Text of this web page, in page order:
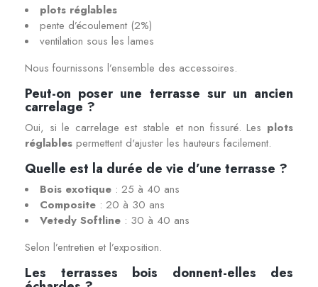
plots réglables
pente d’écoulement (2%)
ventilation sous les lames
Nous fournissons l’ensemble des accessoires.
Peut-on poser une terrasse sur un ancien
carrelage ?
Oui, si le carrelage est stable et non fissuré. Les plots
réglables permettent d'ajuster les hauteurs facilement.
Quelle est la durée de vie d’une terrasse ?
Bois exotique : 25 à 40 ans
Composite : 20 à 30 ans
Vetedy Softline : 30 à 40 ans
Selon l’entretien et l’exposition.
Les terrasses bois donnent-elles des